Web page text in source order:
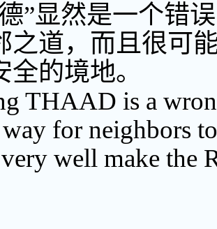
”显然是一个错
之道，而且很可
全的境地。
THAAD is a
for neighbors
well make the